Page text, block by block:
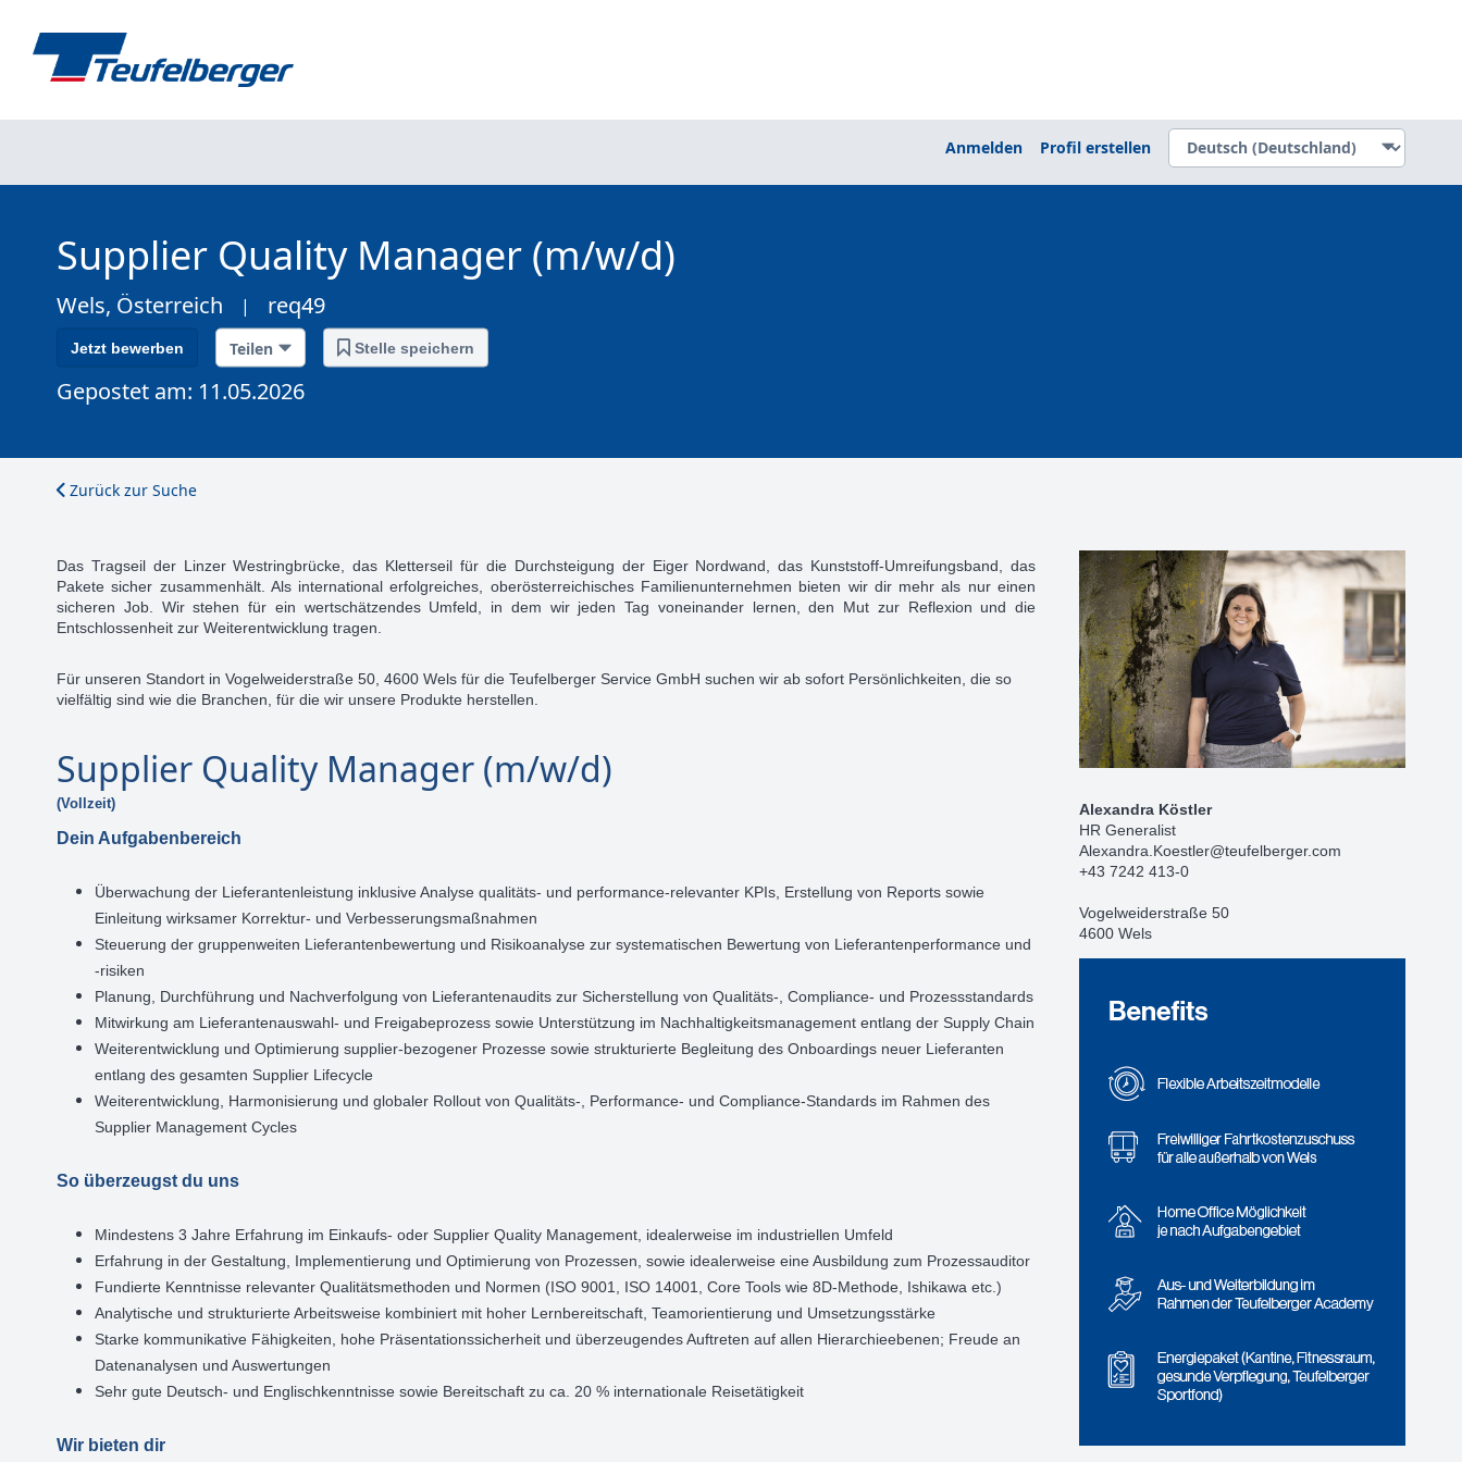
Anmelden Profil erstellen
Supplier Quality Manager (m/w/d)
Wels, Österreich | req49
Jetzt bewerben Teilen Stelle speichern
Gepostet am: 11.05.2026
Zurück zur Suche
Das Tragseil der Linzer Westringbrücke, das Kletterseil für die Durchsteigung der Eiger Nordwand, das Kunststoff-Umreifungsband, das
Pakete sicher zusammenhält. Als international erfolgreiches, oberösterreichisches Familienunternehmen bieten wir dir mehr als nur einen
sicheren Job. Wir stehen für ein wertschätzendes Umfeld, in dem wir jeden Tag voneinander lernen, den Mut zur Reflexion und die
Entschlossenheit zur Weiterentwicklung tragen.
Für unseren Standort in Vogelweiderstraße 50, 4600 Wels für die Teufelberger Service GmbH suchen wir ab sofort Persönlichkeiten, die so
vielfältig sind wie die Branchen, für die wir unsere Produkte herstellen.
Supplier Quality Manager (m/w/d)
(Vollzeit)
Dein Aufgabenbereich
Überwachung der Lieferantenleistung inklusive Analyse qualitäts- und performance-relevanter KPIs, Erstellung von Reports sowie
Einleitung wirksamer Korrektur- und Verbesserungsmaßnahmen
Steuerung der gruppenweiten Lieferantenbewertung und Risikoanalyse zur systematischen Bewertung von Lieferantenperformance und
-risiken
Planung, Durchführung und Nachverfolgung von Lieferantenaudits zur Sicherstellung von Qualitäts-, Compliance- und Prozessstandards
Mitwirkung am Lieferantenauswahl- und Freigabeprozess sowie Unterstützung im Nachhaltigkeitsmanagement entlang der Supply Chain
Weiterentwicklung und Optimierung supplier-bezogener Prozesse sowie strukturierte Begleitung des Onboardings neuer Lieferanten
entlang des gesamten Supplier Lifecycle
Weiterentwicklung, Harmonisierung und globaler Rollout von Qualitäts-, Performance- und Compliance-Standards im Rahmen des
Supplier Management Cycles
So überzeugst du uns
Mindestens 3 Jahre Erfahrung im Einkaufs- oder Supplier Quality Management, idealerweise im industriellen Umfeld
Erfahrung in der Gestaltung, Implementierung und Optimierung von Prozessen, sowie idealerweise eine Ausbildung zum Prozessauditor
Fundierte Kenntnisse relevanter Qualitätsmethoden und Normen (ISO 9001, ISO 14001, Core Tools wie 8D-Methode, Ishikawa etc.)
Analytische und strukturierte Arbeitsweise kombiniert mit hoher Lernbereitschaft, Teamorientierung und Umsetzungsstärke
Starke kommunikative Fähigkeiten, hohe Präsentationssicherheit und überzeugendes Auftreten auf allen Hierarchieebenen; Freude an
Datenanalysen und Auswertungen
Sehr gute Deutsch- und Englischkenntnisse sowie Bereitschaft zu ca. 20 % internationale Reisetätigkeit
Wir bieten dir
Alexandra Köstler
HR Generalist
Alexandra.Koestler@teufelberger.com
+43 7242 413-0
Vogelweiderstraße 50
4600 Wels